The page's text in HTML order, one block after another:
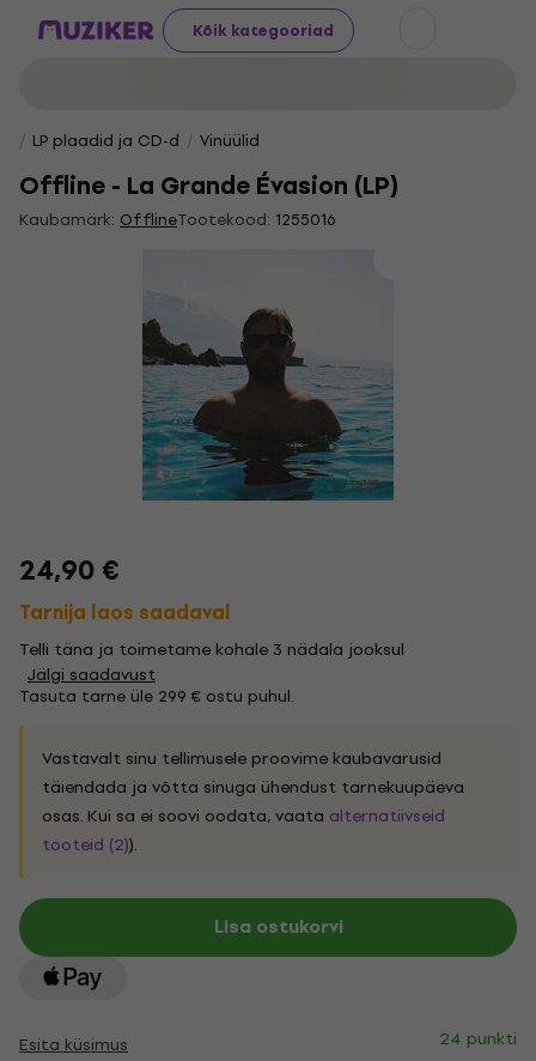
Kõik kategooriad
LP plaadid ja CD-d Vinüülid
Offline - La Grande Évasion (LP)
Kaubamärk: OfflineTootekood: 1255016
24,90 €
Tarnija laos saadaval
Telli täna ja toimetame kohale 3 nädala jooksul
Jälgi saadavust
Tasuta tarne üle 299 € ostu puhul.
Vastavalt sinu tellimusele proovime kaubavarusid
täiendada ja võtta sinuga ühendust tarnekuupäeva
osas. Kui sa ei soovi oodata, vaata alternatiivseid
tooteid (2)).
Lisa ostukorvi
Esita küsimus 24 punkti